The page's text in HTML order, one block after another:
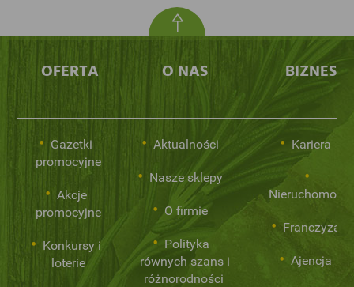
OFERTA
Gazetki
promocyjne
Akcje
promocyjne
Konkursy i
loterie
O NAS
Aktualności
Nasze sklepy
O firmie
Polityka
równych szans i
różnorodności
BIZNES
Kariera
Nieruchomości
Franczyza
Ajencja